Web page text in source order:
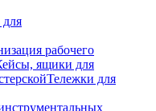
рабочего
ящики для
Тележки для